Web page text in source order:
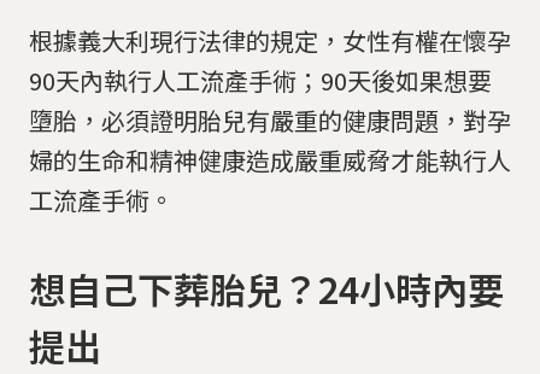
根據義大利現行法律的規定，女性有權在懷孕
90天內執行人工流產手術；90天後如果想要
墮胎，必須證明胎兒有嚴重的健康問題，對孕
婦的生命和精神健康造成嚴重威脅才能執行人
工流產手術。
想自己下葬胎兒？24小時內要
提出